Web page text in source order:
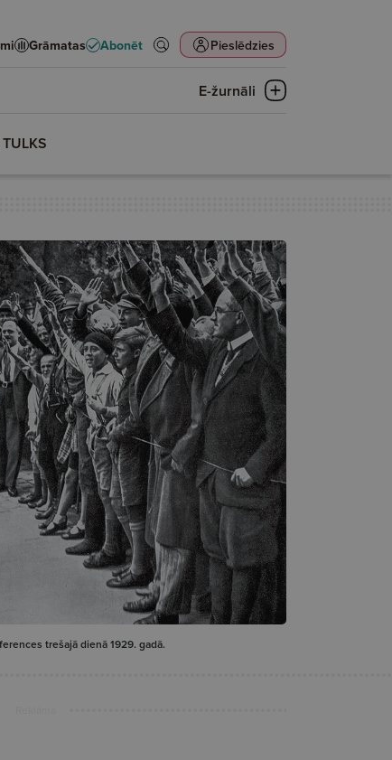
Grāmatas Abonēt Pieslēdzies
E-žurnāli
trešajā dienā 1929. gadā.